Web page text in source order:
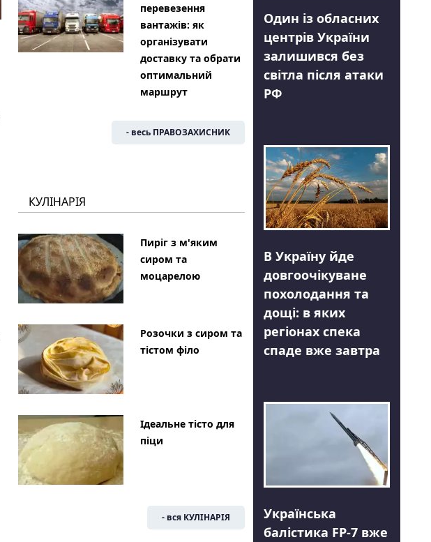
перевезення
вантажів: як
організувати
доставку та обрати
оптимальний
маршрут
- весь ПРАВОЗАХИСНИК
КУЛІНАРІЯ
Пиріг з м'яким
сиром та
моцарелою
Розочки з сиром та
тістом філо
Ідеальне тісто для
піци
- вся КУЛІНАРІЯ
Один із обласних
центрів України
залишився без
світла після атаки
РФ
В Україну йде
довгоочікуване
похолодання та
дощі: в яких
регіонах спека
спаде вже завтра
Українська
балістика FP-7 вже